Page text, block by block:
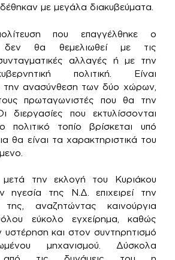
με μεγάλα διακυβεύματα.
που επαγγέλθηκε ο
δεν θα θεμελιωθεί με τις
αλλαγές ή με την
πολιτική. Είναι
την ανασύνθεση των δύο χώρων,
πρωταγωνιστές που θα την
διεργασίες που εκτυλίσσονται
πολιτικό τοπίο βρίσκεται υπό
θα είναι τα χαρακτηριστικά του
την εκλογή του Κυριάκου
ηγεσία της Ν.Δ. επιχειρεί την
της, αναζητώντας καινούργια
εύκολο εγχείρημα, καθώς
υστέρηση και στον συντηρητισμό
μηχανισμού. Δύσκολα